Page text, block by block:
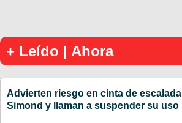
+ Leído | Ahora
Advierten riesgo en cinta de escalada
Simond y llaman a suspender su uso